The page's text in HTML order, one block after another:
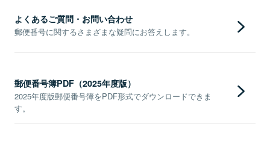
よくあるご質問・お問い合わせ
郵便番号に関するさまざまな疑問にお答えします。
郵便番号簿PDF（2025年度版）
2025年度版郵便番号簿をPDF形式でダウンロードできま
す。